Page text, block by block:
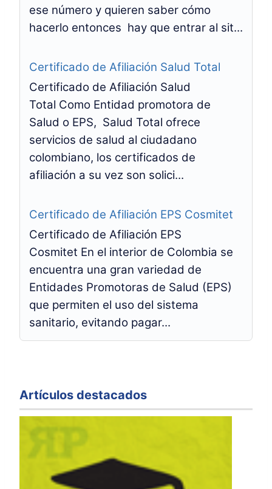
ese número y quieren saber cómo
hacerlo entonces hay que entrar al sit...
Certificado de Afiliación Salud Total
Certificado de Afiliación Salud
Total Como Entidad promotora de
Salud o EPS, Salud Total ofrece
servicios de salud al ciudadano
colombiano, los certificados de
afiliación a su vez son solici...
Certificado de Afiliación EPS Cosmitet
Certificado de Afiliación EPS
Cosmitet En el interior de Colombia se
encuentra una gran variedad de
Entidades Promotoras de Salud (EPS)
que permiten el uso del sistema
sanitario, evitando pagar...
Artículos destacados